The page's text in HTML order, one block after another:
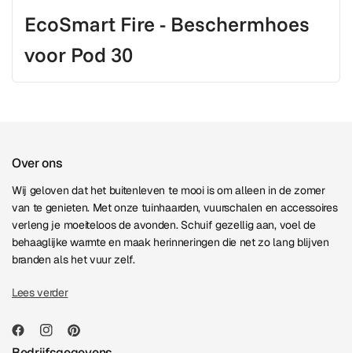
EcoSmart Fire - Beschermhoes
voor Pod 30
Over ons
Wij geloven dat het buitenleven te mooi is om alleen in de zomer
van te genieten. Met onze tuinhaarden, vuurschalen en accessoires
verleng je moeiteloos de avonden. Schuif gezellig aan, voel de
behaaglijke warmte en maak herinneringen die net zo lang blijven
branden als het vuur zelf.
Lees verder